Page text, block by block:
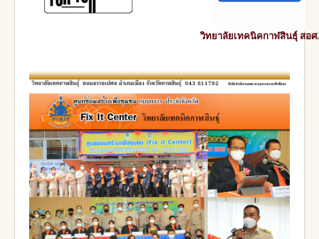
วิทยาลัยเทคนิคกาฬสินธุ์ สอศ.